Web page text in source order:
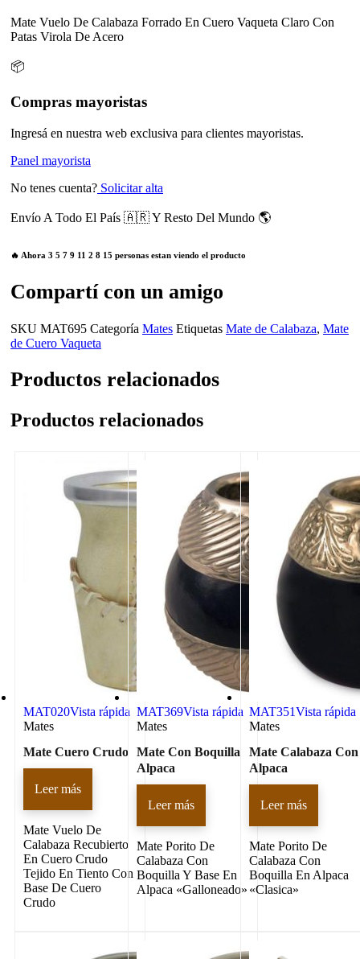
Mate Vuelo De Calabaza Forrado En Cuero Vaqueta Claro Con
Patas Virola De Acero
📦
Compras mayoristas
Ingresá en nuestra web exclusiva para clientes mayoristas.
Panel mayorista
No tenes cuenta? Solicitar alta
Envío A Todo El País 🇦🇷 Y Resto Del Mundo 🌎
🔥 Ahora 3 5 7 9 11 2 8 15 personas estan viendo el producto
Compartí con un amigo
SKU MAT695 Categoría Mates Etiquetas Mate de Calabaza, Mate
de Cuero Vaqueta
Productos relacionados
Productos relacionados
MAT020Vista rápida
Mates
Mate Cuero Crudo
Leer más
Mate Vuelo De
Calabaza Recubierto
En Cuero Crudo
Tejido En Tiento Con
Base De Cuero
Crudo
MAT369Vista rápida
Mates
Mate Con Boquilla
Alpaca
Leer más
Mate Porito De
Calabaza Con
Boquilla Y Base En
Alpaca «Galloneado»
MAT351Vista rápida
Mates
Mate Calabaza Con
Alpaca
Leer más
Mate Porito De
Calabaza Con
Boquilla En Alpaca
«Clasica»